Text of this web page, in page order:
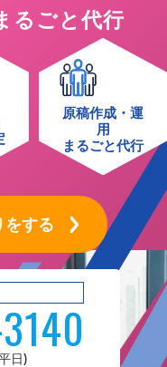
るごと代行
原稿作成・運
用
まるごと代行
をする
日)